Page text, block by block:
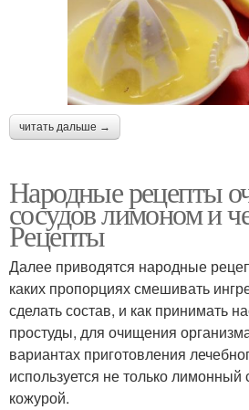
читать дальше →
Народные рецепты
сосудов лимоном и
Рецепты
Далее приводятся народные
каких пропорциях смешивать
сделать состав, и как принимать
простуды, для очищения
вариантах приготовления
используется не только лимонный
кожурой.